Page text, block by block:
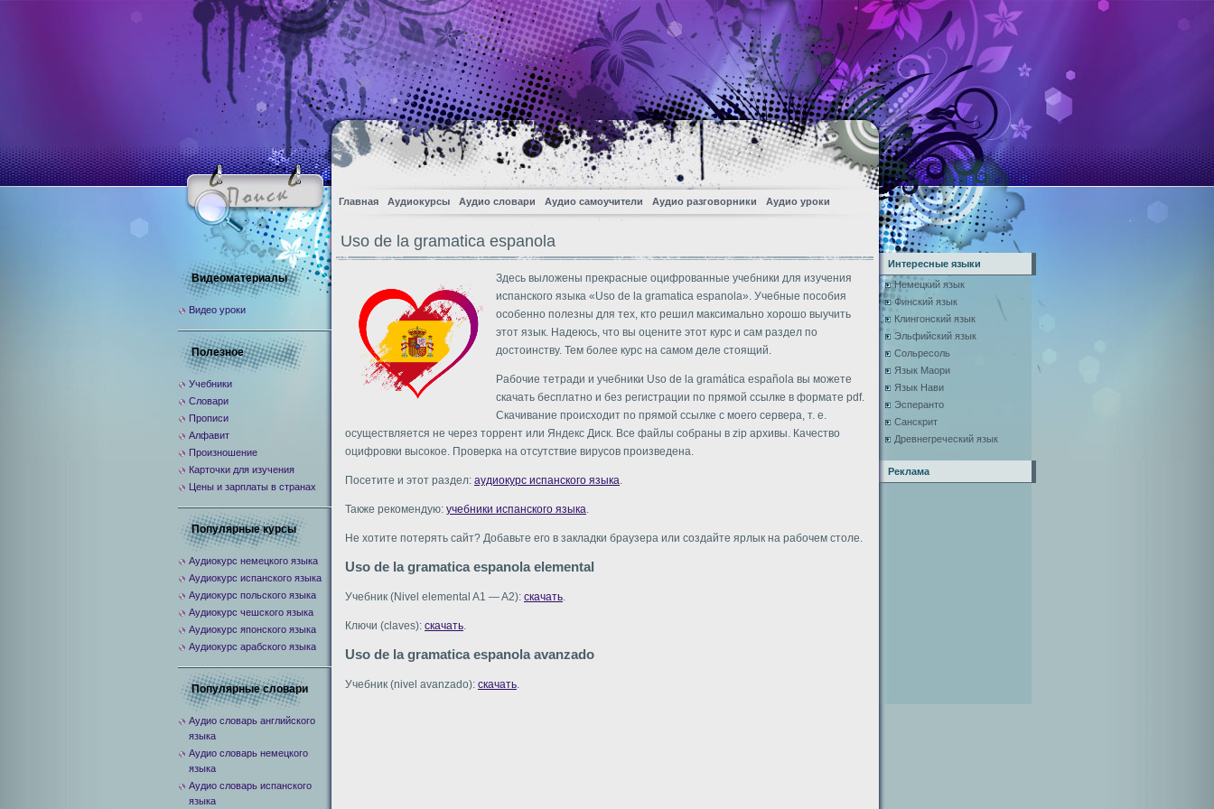
Главная Аудиокурсы Аудио словари Аудио самоучители Аудио разговорники Аудио уроки
Uso de la gramatica espanola
Здесь выложены прекрасные оцифрованные учебники для изучения
испанского языка «Uso de la gramatica espanola». Учебные пособия
особенно полезны для тех, кто решил максимально хорошо выучить
этот язык. Надеюсь, что вы оцените этот курс и сам раздел по
достоинству. Тем более курс на самом деле стоящий.
Рабочие тетради и учебники Uso de la gramática española вы можете
скачать бесплатно и без регистрации по прямой ссылке в формате pdf.
Скачивание происходит по прямой ссылке с моего сервера, т. е.
осуществляется не через торрент или Яндекс Диск. Все файлы собраны в zip архивы. Качество
оцифровки высокое. Проверка на отсутствие вирусов произведена.
Посетите и этот раздел: аудиокурс испанского языка.
Также рекомендую: учебники испанского языка.
Не хотите потерять сайт? Добавьте его в закладки браузера или создайте ярлык на рабочем столе.
Uso de la gramatica espanola elemental
Учебник (Nivel elemental A1 — A2): скачать.
Ключи (claves): скачать.
Uso de la gramatica espanola avanzado
Учебник (nivel avanzado): скачать
Видеоматериалы
Видео уроки
Полезное
Учебники
Словари
Прописи
Алфавит
Произношение
Карточки для изучения
Цены и зарплаты в странах
Популярные курсы
Аудиокурс немецкого языка
Аудиокурс испанского языка
Аудиокурс польского языка
Аудиокурс чешского языка
Аудиокурс японского языка
Аудиокурс арабского языка
Популярные словари
Аудио словарь английского
языка
Аудио словарь немецкого
языка
Аудио словарь испанского
языка
Интересные языки
Немецкий язык
Финский язык
Клингонский язык
Эльфийский язык
Сольресоль
Язык Маори
Язык Нави
Эсперанто
Санскрит
Древнегреческий язык
Реклама